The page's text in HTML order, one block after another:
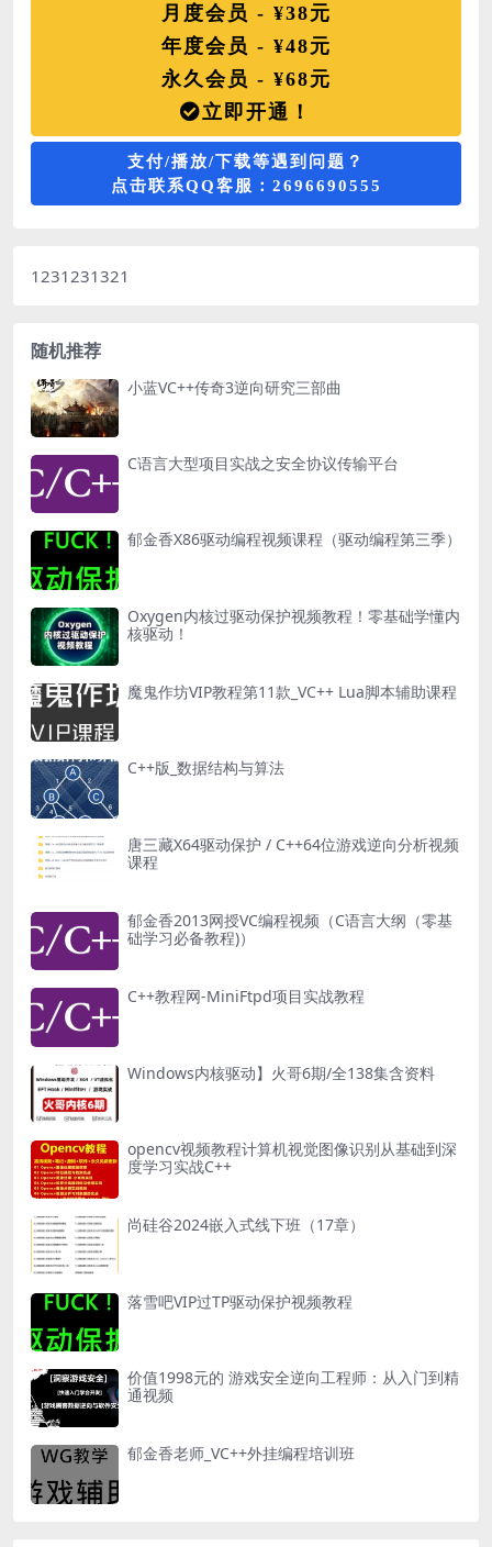
月度会员 - ¥38元
年度会员 - ¥48元
永久会员 - ¥68元
立即开通！
支付/播放/下载等遇到问题？
点击联系QQ客服：2696690555
1231231321
随机推荐
小蓝VC++传奇3逆向研究三部曲
C语言大型项目实战之安全协议传输平台
郁金香X86驱动编程视频课程（驱动编程第三季）
Oxygen内核过驱动保护视频教程！零基础学懂内
核驱动！
魔鬼作坊VIP教程第11款_VC++ Lua脚本辅助课程
C++版_数据结构与算法
唐三藏X64驱动保护 / C++64位游戏逆向分析视频
课程
郁金香2013网授VC编程视频（C语言大纲（零基
础学习必备教程)）
C++教程网-MiniFtpd项目实战教程
Windows内核驱动】火哥6期/全138集含资料
opencv视频教程计算机视觉图像识别从基础到深
度学习实战C++
尚硅谷2024嵌入式线下班（17章）
落雪吧VIP过TP驱动保护视频教程
价值1998元的 游戏安全逆向工程师：从入门到精
通视频
郁金香老师_VC++外挂编程培训班